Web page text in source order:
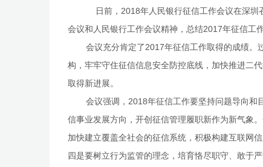
日前， 2018年人民银行征信工作会议在深
会议和人民银行工作会议精神，总结2017年征信工
会议充分肯定了2017年征信工作取得的成绩。
构，牢牢守住征信信息安全防控底线，加快推进二
取得新进展。
会议强调， 2018年征信工作要坚持问题导向和
信事业发展方向，开创征信管理履职新作为新气象
加快建立覆盖全社会的征信系统，积极构建互联网
四是要树立行为监管的理念，培育恪尽职守、敢于